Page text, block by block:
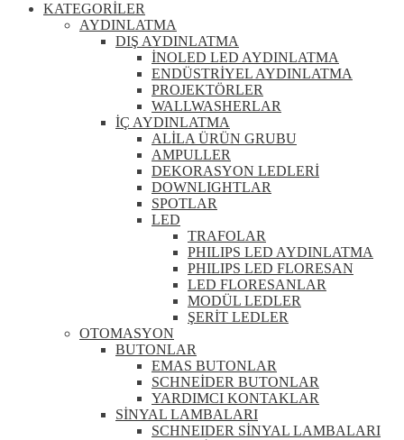
KATEGORİLER
AYDINLATMA
DIŞ AYDINLATMA
İNOLED LED AYDINLATMA
ENDÜSTRİYEL AYDINLATMA
PROJEKTÖRLER
WALLWASHERLAR
İÇ AYDINLATMA
ALİLA ÜRÜN GRUBU
AMPULLER
DEKORASYON LEDLERİ
DOWNLIGHTLAR
SPOTLAR
LED
TRAFOLAR
PHILIPS LED AYDINLATMA
PHILIPS LED FLORESAN
LED FLORESANLAR
MODÜL LEDLER
ŞERİT LEDLER
OTOMASYON
BUTONLAR
EMAS BUTONLAR
SCHNEİDER BUTONLAR
YARDIMCI KONTAKLAR
SİNYAL LAMBALARI
SCHNEIDER SİNYAL LAMBALARI